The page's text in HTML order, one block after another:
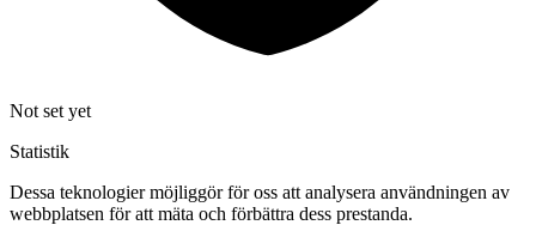
Not set yet
Statistik
Dessa teknologier möjliggör för oss att analysera användningen av
webbplatsen för att mäta och förbättra dess prestanda.